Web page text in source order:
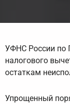
УФНС России по
налогового
остаткам
Упрощенный